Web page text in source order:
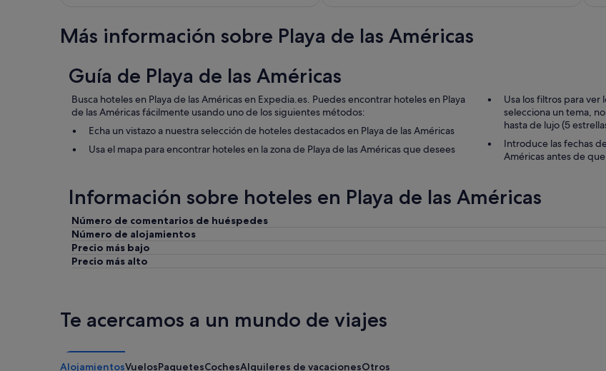
Más información sobre Playa de las Américas
Guía de Playa de las Américas
Busca hoteles en Playa de las Américas en Expedia.es. Puedes encontrar hoteles en Playa
de las Américas fácilmente usando uno de los siguientes métodos:
Echa un vistazo a nuestra selección de hoteles destacados en Playa de las Américas
Usa el mapa para encontrar hoteles en la zona de Playa de las Américas que desees
Usa los filtros para ver
selecciona un tema,
hasta de lujo (5
Introduce las fechas
Américas antes de
Información sobre hoteles en Playa de las Américas
Número de comentarios de huéspedes
Número de alojamientos
Precio más bajo
Precio más alto
Te acercamos a un mundo de viajes
AlojamientosVuelosPaquetesCochesAlquileres de vacacionesOtros